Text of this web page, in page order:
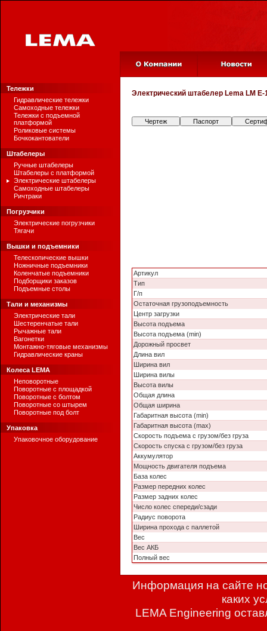
Тележки
Гидравлические тележки
Самоходные тележки
Тележки с подъемной
платформой
Роликовые системы
Бочкокантователи
Штабелеры
Ручные штабелеры
Штабелеры с платформой
Электрические штабелеры
Самоходные штабелеры
Ричтраки
Погрузчики
Электрические погрузчики
Тягачи
Вышки и подъемники
Телескопические вышки
Ножничные подъемники
Коленчатые подъемники
Подборщики заказов
Подъемные столы
Тали и механизмы
Электрические тали
Шестеренчатые тали
Рычажные тали
Вагонетки
Монтажно-тяговые механизмы
Гидравлические краны
Колеса LEMA
Неповоротные
Поворотные с площадкой
Поворотные с болтом
Поворотные со штырем
Поворотные под болт
Упаковка
Упаковочное оборудование
Электрический штабелер Lema LM E-
Чертеж Паспорт
Артикул
Тип
Г/п
Остаточная грузоподъемность
Центр загрузки
Высота подъема
Высота подъема (min)
Дорожный просвет
Длина вил
Ширина вил
Ширина вилы
Высота вилы
Общая длина
Общая ширина
Габаритная высота (min)
Габаритная высота (max)
Скорость подъема с грузом/без груза
Скорость спуска с грузом/без груза
Аккумулятор
Мощность двигателя подъема
База колес
Размер передних колес
Размер задних колес
Число колес спереди/сзади
Радиус поворота
Ширина прохода с паллетой
Вес
Вес АКБ
Полный вес
Информация на сайте
каких
LEMA Engineering